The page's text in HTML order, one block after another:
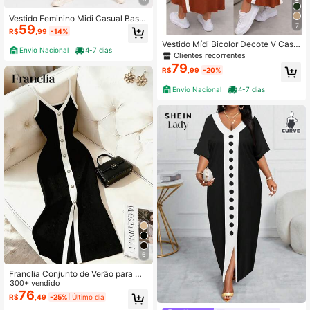
Vestido Feminino Midi Casual Basic
o Estampa Arara 100% Algodão
R$59 ,99 -14%
Envio Nacional 4-7 dias
6
Franclia Conjunto de Verão para Mu
lheres, Vestido Midi Elegante de Fes
ta Confortável e Ajustado, Roupa V
ersátil e Prática para Férias de Verã
300+ vendido
R$76 ,49 -25% Último dia
7
Vestido Mídi Bicolor Decote V Casu
al V Chic Com Recortes Blancos Fe
nda Fromtal
Clientes recorrentes
R$79 ,99 -20%
Envio Nacional 4-7 dias